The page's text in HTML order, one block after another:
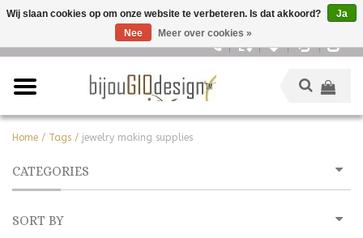
Home / Tags / jewelry making supplies
CATEGORIES
SORT BY
Wij slaan cookies op om onze website te verbeteren. Is dat akkoord?
Ja
Nee
Meer over cookies »